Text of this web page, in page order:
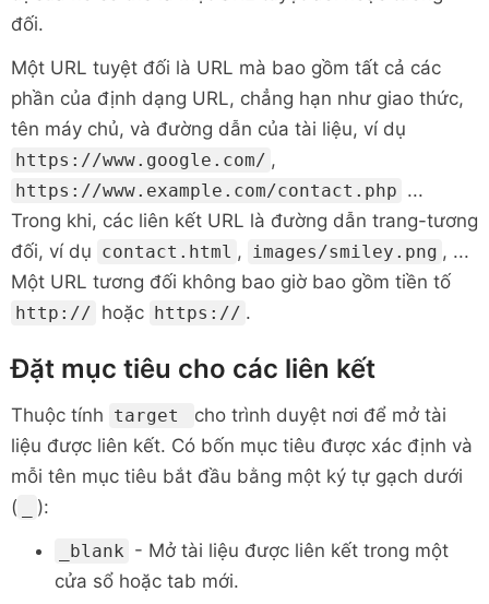
đối.
Một URL tuyệt đối là URL mà bao gồm tất cả các
phần của định dạng URL, chẳng hạn như giao thức,
tên máy chủ, và đường dẫn của tài liệu, ví dụ
https://www.google.com/ ,
https://www.example.com/contact.php ...
Trong khi, các liên kết URL là đường dẫn trang-tương
đối, ví dụ contact.html , images/smiley.png , ...
Một URL tương đối không bao giờ bao gồm tiền tố
http:// hoặc https:// .
Đặt mục tiêu cho các liên kết
Thuộc tính target
cho trình duyệt nơi để mở tài
liệu được liên kết. Có bốn mục tiêu được xác định và
mỗi tên mục tiêu bắt đầu bằng một ký tự gạch dưới
(
):
_blank - Mở tài liệu được liên kết trong một
cửa sổ hoặc tab mới.